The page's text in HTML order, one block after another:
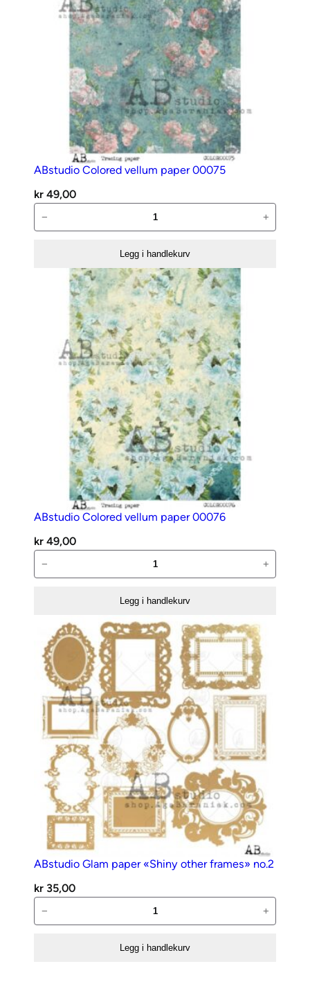
ABstudio Colored vellum paper 00075
kr 49,00
Colored
− +
Legg i handlekurv
ABstudio Colored vellum paper 00076
kr 49,00
Colored
00076
antall
− +
Legg i handlekurv
ABstudio Glam paper «Shiny other frames» no.2
kr 35,00
Glam
− +
Legg i handlekurv